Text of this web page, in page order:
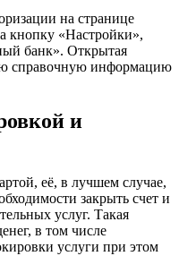
на странице
кнопку «Настройки»,
банк». Открытая
справочную информацию
и
её, в лучшем случае,
закрыть счет и
услуг. Такая
в том числе
услуги при этом